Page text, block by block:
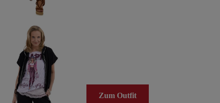
Zum Outfit